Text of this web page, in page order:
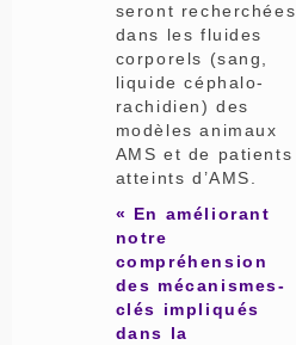
seront recherchées
dans les fluides
corporels (sang,
liquide céphalo-
rachidien) des
modèles animaux
AMS et de patients
atteints d’AMS.
« En améliorant
notre
compréhension
des mécanismes-
clés impliqués
dans la